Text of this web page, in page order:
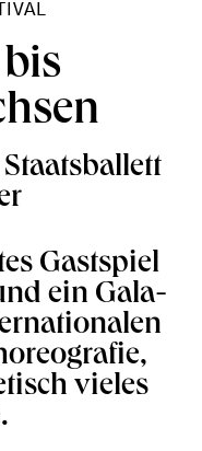
Gastspiel
ein Gala-
vieles